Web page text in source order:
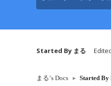
Started By まる
まる’s Docs ▸ Started By